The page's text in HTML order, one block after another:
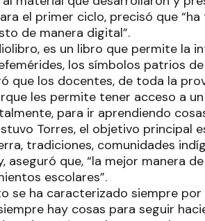
el primer ciclo, precisó que
de manera digital”.
es un libro que permite la
los símbolos patrios
que los docentes, de toda la
les permite tener acceso a
para ir aprendiendo
Torres, el objetivo principal
tradiciones, comunidades
aseguró que, “la mejor manera
escolares”.
se ha caracterizado siempre
hay cosas para seguir